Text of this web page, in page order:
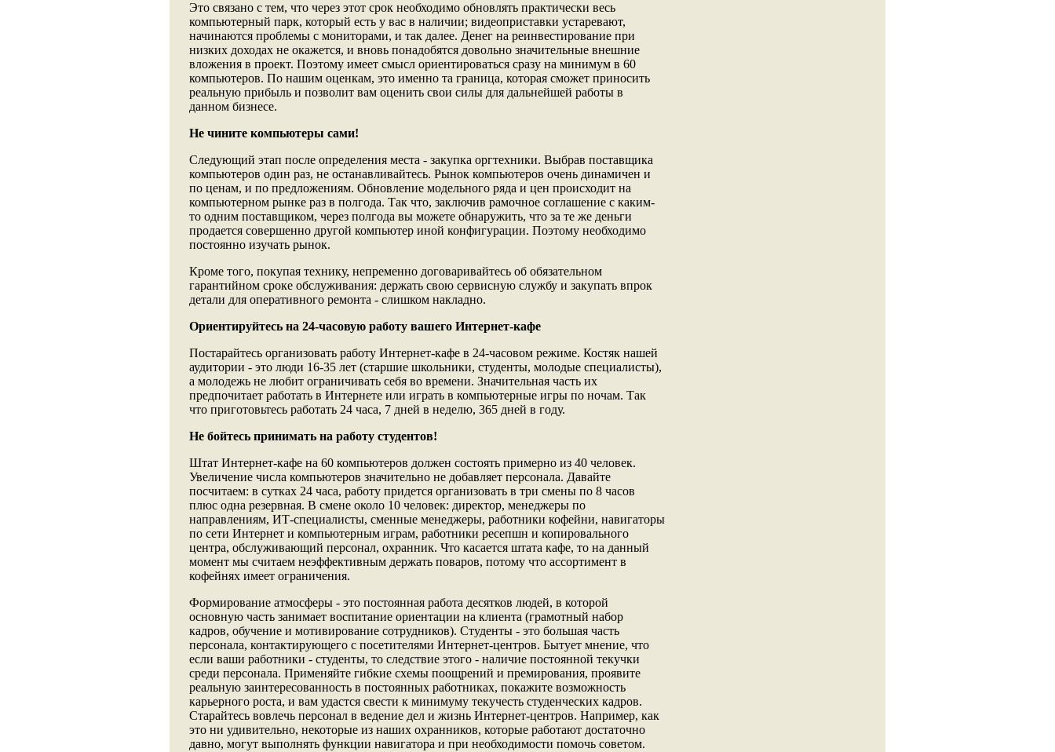
Это связано с тем, что через этот срок необходимо обновлять практически весь
компьютерный парк, который есть у вас в наличии; видеоприставки устаревают,
начинаются проблемы с мониторами, и так далее. Денег на реинвестирование при
низких доходах не окажется, и вновь понадобятся довольно значительные внешние
вложения в проект. Поэтому имеет смысл ориентироваться сразу на минимум в 60
компьютеров. По нашим оценкам, это именно та граница, которая сможет приносить
реальную прибыль и позволит вам оценить свои силы для дальнейшей работы в
данном бизнесе.
Не чините компьютеры сами!
Следующий этап после определения места - закупка оргтехники. Выбрав поставщика
компьютеров один раз, не останавливайтесь. Рынок компьютеров очень динамичен и
по ценам, и по предложениям. Обновление модельного ряда и цен происходит на
компьютерном рынке раз в полгода. Так что, заключив рамочное соглашение с каким-
то одним поставщиком, через полгода вы можете обнаружить, что за те же деньги
продается совершенно другой компьютер иной конфигурации. Поэтому необходимо
постоянно изучать рынок.
Кроме того, покупая технику, непременно договаривайтесь об обязательном
гарантийном сроке обслуживания: держать свою сервисную службу и закупать впрок
детали для оперативного ремонта - слишком накладно.
Ориентируйтесь на 24-часовую работу вашего Интернет-кафе
Постарайтесь организовать работу Интернет-кафе в 24-часовом режиме. Костяк нашей
аудитории - это люди 16-35 лет (старшие школьники, студенты, молодые специалисты),
а молодежь не любит ограничивать себя во времени. Значительная часть их
предпочитает работать в Интернете или играть в компьютерные игры по ночам. Так
что приготовьтесь работать 24 часа, 7 дней в неделю, 365 дней в году.
Не бойтесь принимать на работу студентов!
Штат Интернет-кафе на 60 компьютеров должен состоять примерно из 40 человек.
Увеличение числа компьютеров значительно не добавляет персонала. Давайте
посчитаем: в сутках 24 часа, работу придется организовать в три смены по 8 часов
плюс одна резервная. В смене около 10 человек: директор, менеджеры по
направлениям, ИТ-специалисты, сменные менеджеры, работники кофейни, навигаторы
по сети Интернет и компьютерным играм, работники ресепшн и копировального
центра, обслуживающий персонал, охранник. Что касается штата кафе, то на данный
момент мы считаем неэффективным держать поваров, потому что ассортимент в
кофейнях имеет ограничения.
Формирование атмосферы - это постоянная работа десятков людей, в которой
основную часть занимает воспитание ориентации на клиента (грамотный набор
кадров, обучение и мотивирование сотрудников). Студенты - это большая часть
персонала, контактирующего с посетителями Интернет-центров. Бытует мнение, что
если ваши работники - студенты, то следствие этого - наличие постоянной текучки
среди персонала. Применяйте гибкие схемы поощрений и премирования, проявите
реальную заинтересованность в постоянных работниках, покажите возможность
карьерного роста, и вам удастся свести к минимуму текучесть студенческих кадров.
Старайтесь вовлечь персонал в ведение дел и жизнь Интернет-центров. Например, как
это ни удивительно, некоторые из наших охранников, которые работают достаточно
давно, могут выполнять функции навигатора и при необходимости помочь советом.